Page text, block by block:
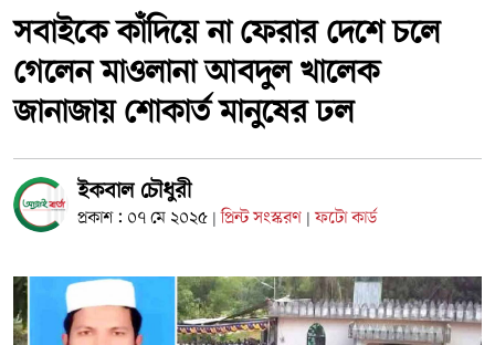
সবাইকে কাঁদিয়ে না ফেরার দেশে চলে
গেলেন মাওলানা আবদুল খালেক
জানাজায় শোকার্ত মানুষের ঢল
ইকবাল চৌধুরী
প্রকাশ : ০৭ মে ২০২৫ | প্রিন্ট সংস্করণ | ফটো কার্ড